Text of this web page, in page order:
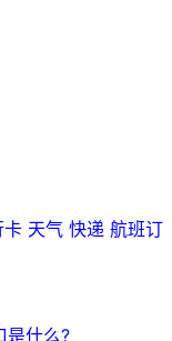
卡 天气 快递 航班订
是什么?